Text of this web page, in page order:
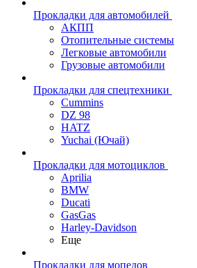
Прокладки для автомобилей
АКПП
Отопительные системы
Легковые автомобили
Грузовые автомобили
Прокладки для спецтехники
Cummins
DZ 98
HATZ
Yuchai (Ючай)
Прокладки для мотоциклов
Aprilia
BMW
Ducati
GasGas
Harley-Davidson
Еще
Прокладки для мопедов